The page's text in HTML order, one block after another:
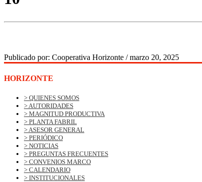
Publicado por: Cooperativa Horizonte / marzo 20, 2025
HORIZONTE
> QUIENES SOMOS
> AUTORIDADES
> MAGNITUD PRODUCTIVA
> PLANTA FABRIL
> ASESOR GENERAL
> PERIÓDICO
> NOTICIAS
> PREGUNTAS FRECUENTES
> CONVENIOS MARCO
> CALENDARIO
> INSTITUCIONALES